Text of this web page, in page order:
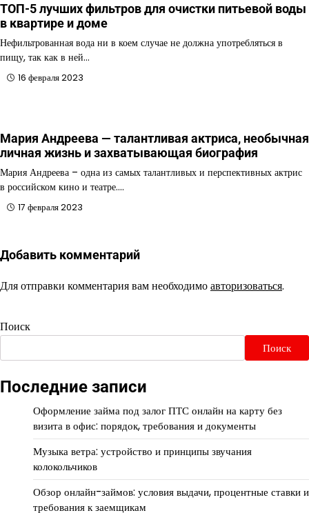
ТОП-5 лучших фильтров для очистки питьевой воды
в квартире и доме
Нефильтрованная вода ни в коем случае не должна употребляться в
пищу, так как в ней…
16 февраля 2023
Мария Андреева — талантливая актриса, необычная
личная жизнь и захватывающая биография
Мария Андреева – одна из самых талантливых и перспективных актрис
в российском кино и театре.…
17 февраля 2023
Добавить комментарий
Для отправки комментария вам необходимоавторизоваться.
Поиск
Поиск
Последние записи
Оформление займа под залог ПТС онлайн на карту без
визита в офис: порядок, требования и документы
Музыка ветра: устройство и принципы звучания
колокольчиков
Обзор онлайн-займов: условия выдачи, процентные ставки и
требования к заемщикам